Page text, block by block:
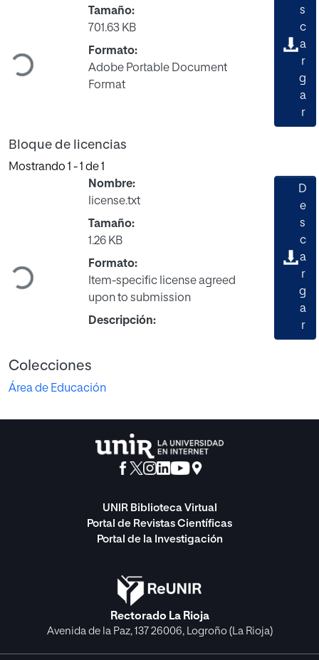
Cargando...
Tamaño:
701.63 KB
Formato:
Adobe Portable Document
Format
s
c
a
r
g
a
r
Bloque de licencias
Mostrando 1 - 1 de 1
Cargando...
Nombre:
license.txt
Tamaño:
1.26 KB
Formato:
Item-specific license agreed
upon to submission
Descripción:
D
e
s
c
a
r
g
a
r
Colecciones
Área de Educación
UNIR Biblioteca Virtual
Portal de Revistas Científicas
Portal de la Investigación
Rectorado La Rioja
Avenida de la Paz, 137 26006, Logroño (La Rioja)